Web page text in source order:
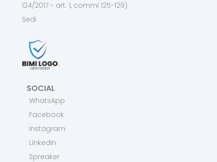
124/2017 - art. 1, commi 125-129)
Sedi
SOCIAL
WhatsApp
Facebook
Instagram
LinkedIn
Spreaker